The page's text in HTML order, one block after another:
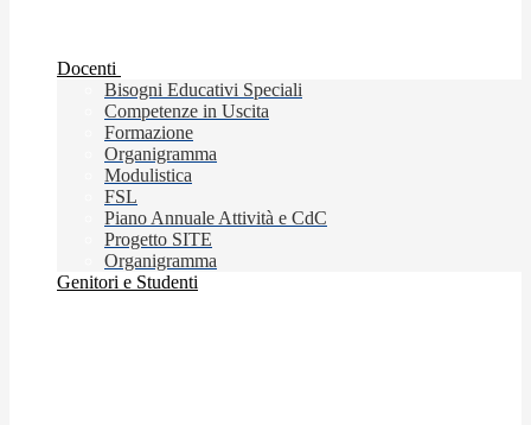
Docenti
Bisogni Educativi Speciali
Competenze in Uscita
Formazione
Organigramma
Modulistica
FSL
Piano Annuale Attività e CdC
Progetto SITE
Organigramma
Genitori e Studenti